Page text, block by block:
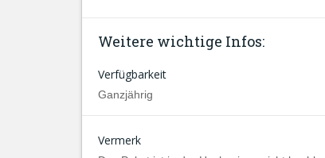
Weitere wichtige Infos:
Verfügbarkeit
Ganzjährig
Vermerk